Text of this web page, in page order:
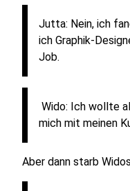
Jutta: Nein, ich
ich Graphik-
Job.
Wido: Ich wollte
mich mit meinen
Aber dann starb